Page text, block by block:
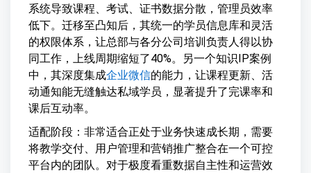
系统导致课程、考试、证书数据分散，管理员效率
低下。迁移至凸知后，其统一的学员信息库和灵活
的权限体系，让总部与各分公司培训负责人得以协
同工作，上线周期缩短了40%。另一个知识IP案例
中，其深度集成企业微信的能力，让课程更新、活
动通知能无缝触达私域学员，显著提升了完课率和
课后互动率。
适配阶段：非常适合正处于业务快速成长期，需要
将教学交付、用户管理和营销推广整合在一个可控
平台内的团队。对于极度看重数据自主性和运营效